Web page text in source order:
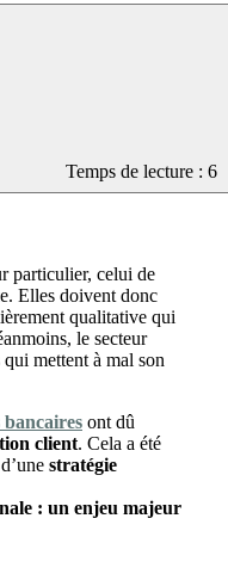
Temps de lecture : 6
particulier, celui de
Elles doivent donc
qualitative qui
le secteur
mettent à mal son
bancaires ont dû
client. Cela a été
stratégie
: un enjeu majeur